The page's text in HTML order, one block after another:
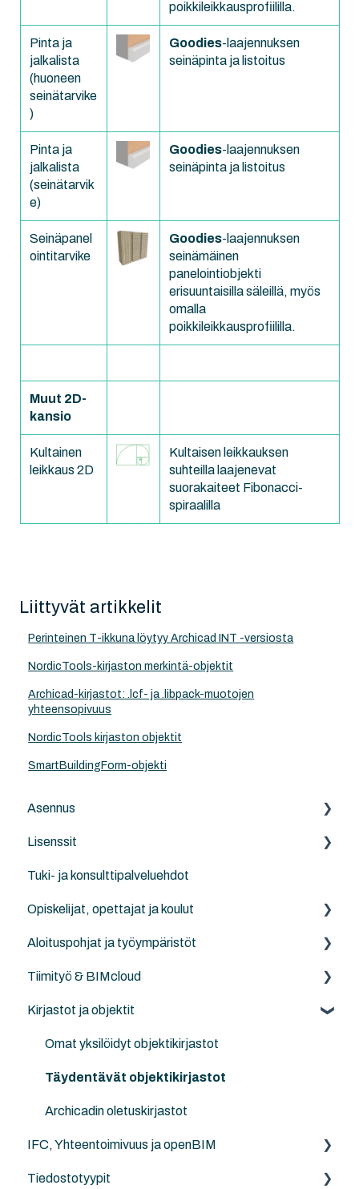
poikkileikkausprofiililla.
Pinta ja
jalkalista
(huoneen
seinätarvike
)
Goodies-laajennuksen
seinäpinta ja listoitus
Pinta ja
jalkalista
(seinätarvik
e)
Goodies-laajennuksen
seinäpinta ja listoitus
Seinäpanel
ointitarvike
Goodies-laajennuksen
seinämäinen
panelointiobjekti
erisuuntaisilla säleillä, myös
omalla
poikkileikkausprofiililla.
Muut 2D-
kansio
Kultainen
leikkaus 2D
Kultaisen leikkauksen
suhteilla laajenevat
suorakaiteet Fibonacci-
spiraalilla
Liittyvät artikkelit
Perinteinen T-ikkuna löytyy Archicad INT -versiosta
NordicTools-kirjaston merkintä-objektit
Archicad-kirjastot: .lcf- ja .libpack-muotojen
yhteensopivuus
NordicTools kirjaston objektit
SmartBuildingForm-objekti
Asennus
Archicad
Archicad-päivitykset
NordicTools
ArchiFrame
Goodies for Archicad
LAND4
SketchUp
V-Ray
Lisenssit
Archicad
Archicadin pilvilisenssi (tilaus)
Archicadin ohjelmistolisenssi (vanha)
Archicadin USB-/laitteistolisenssi (vanha)
GSID ja License Manager Tool
BIMx
LAND4
SketchUp
V-Ray
Tuki- ja konsulttipalveluehdot
Opiskelijat, opettajat ja koulut
Archicad BIM opiskelijoille, opettajille ja kouluille
Maisema-arkkitehdit ja -suunnittelu, maasto
Insinöörit ja rakentajat
Aloituspohjat ja työympäristöt
NordicTools-aloituspohja
Aloituspohjat
Työympäristö
Mallin siirto versioiden välillä
Tiimityö & BIMcloud
Yleistä
Suositeltavat työtavat
Muut yhteistyöratkaisut
Revit-yhteistyö
Kirjastot ja objektit
Omat yksilöidyt objektikirjastot
Täydentävät objektikirjastot
Archicadin oletuskirjastot
IFC, Yhteentoimivuus ja openBIM
IFC:stä yleisesti
Tiedostotyypit